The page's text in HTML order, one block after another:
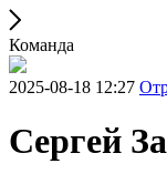
Команда
2025-08-18 12:27
Сергей